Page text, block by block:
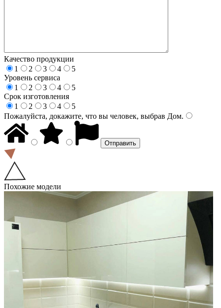
Качество продукции
1
2 3 4
5
Уровень сервиса
1
2 3 4
5
Срок изготовления
1
2 3 4
5
Пожалуйста, докажите, что вы человек, выбрав Дом.
Похожие модели